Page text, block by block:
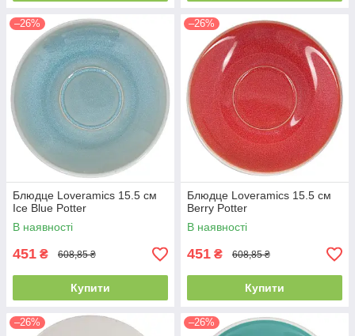
–26%
Блюдце Loveramics 15.5 см
Ice Blue Potter
В наявності
451 ₴ 608,85 ₴
Купити
–26%
Блюдце Loveramics 15.5 см
Berry Potter
В наявності
451 ₴ 608,85 ₴
Купити
–26% –26%